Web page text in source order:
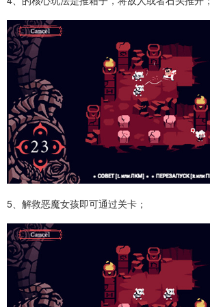
5、解救恶魔女孩即可通过关卡；